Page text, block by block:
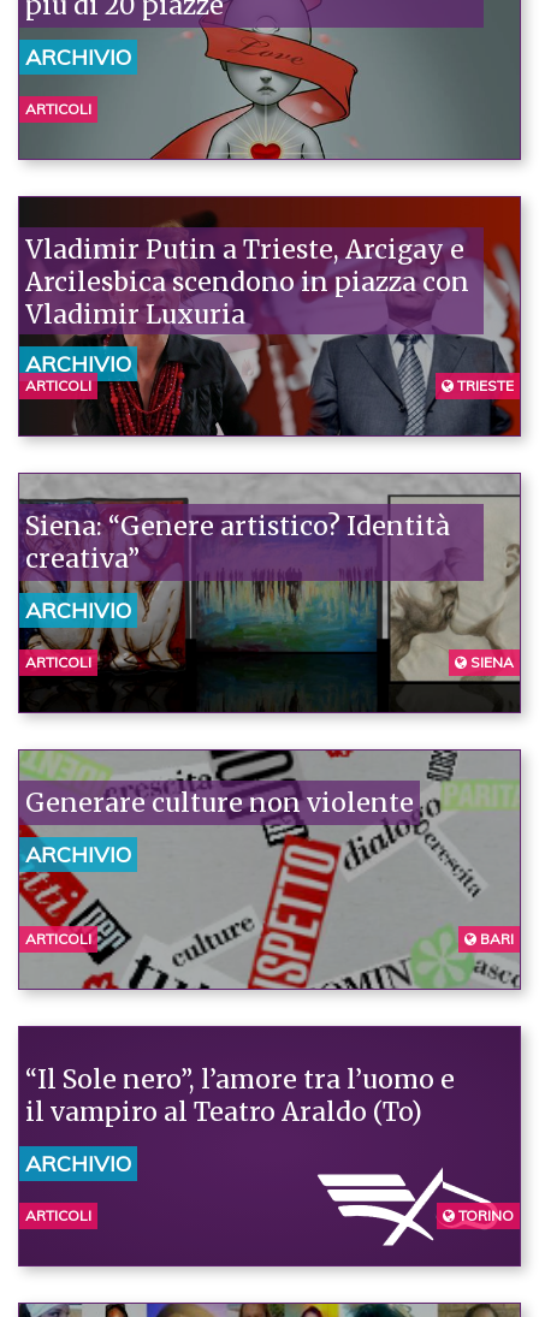
ARCHIVIO
ARTICOLI
Vladimir Putin a Trieste, Arcigay e
Arcilesbica scendono in piazza con
Vladimir Luxuria
ARCHIVIO
ARTICOLI TRIESTE
Siena: “Genere artistico? Identità
creativa”
ARCHIVIO
ARTICOLI SIENA
Generare culture non violente
ARCHIVIO
ARTICOLI BARI
“Il Sole nero”, l’amore tra l’uomo e
il vampiro al Teatro Araldo (To)
ARCHIVIO
ARTICOLI TORINO